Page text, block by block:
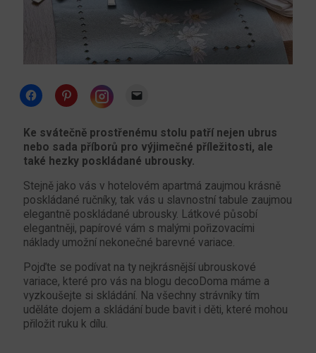
Click
to
Facebook
(Opens
in
new
window)
Click
to
Pinterest
(Opens
in
new
window)
share
on
Instagram
(Opens
in
new
window)
link
to
a
friend
(Opens
new
window)
Ke svátečně prostřenému stolu patří nejen ubrus
nebo sada příborů pro výjimečné příležitosti, ale
také hezky poskládané ubrousky.
Stejně jako vás v hotelovém apartmá zaujmou krásně
poskládané ručníky, tak vás u slavnostní tabule zaujmou
elegantně poskládané ubrousky. Látkové působí
elegantněji, papírové vám s malými pořizovacími
náklady umožní nekonečné barevné variace.
Pojďte se podívat na ty nejkrásnější ubrouskové
variace, které pro vás na blogu decoDoma máme a
vyzkoušejte si skládání. Na všechny strávníky tím
uděláte dojem a skládání bude bavit i děti, které mohou
přiložit ruku k dílu.